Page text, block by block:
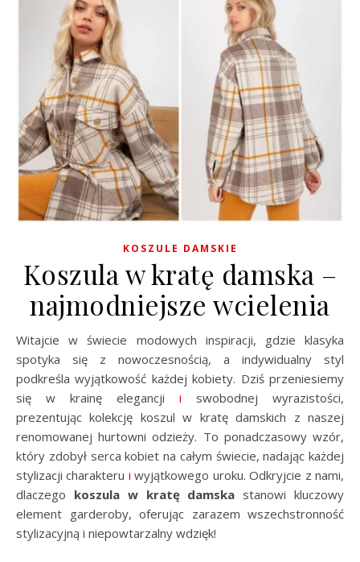
KOSZULE DAMSKIE
Koszula w kratę damska –
najmodniejsze wcielenia
Witajcie w świecie modowych inspiracji, gdzie klasyka
spotyka się z nowoczesnością, a indywidualny styl
podkreśla wyjątkowość każdej kobiety. Dziś przeniesiemy
się w krainę elegancji i swobodnej wyrazistości,
prezentując kolekcję koszul w kratę damskich z naszej
renomowanej hurtowni odzieży. To ponadczasowy wzór,
który zdobył serca kobiet na całym świecie, nadając każdej
stylizacji charakteru i wyjątkowego uroku. Odkryjcie z nami,
dlaczego koszula w kratę damska stanowi kluczowy
element garderoby, oferując zarazem wszechstronność
stylizacyjną i niepowtarzalny wdzięk!